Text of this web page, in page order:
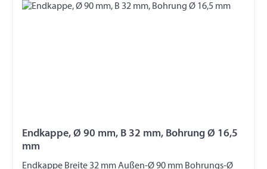
Endkappe, Ø 90 mm, B 32 mm, Bohrung Ø 16,5
mm
Endkappe Breite 32 mm Außen-Ø 90 mm Bohrungs-Ø